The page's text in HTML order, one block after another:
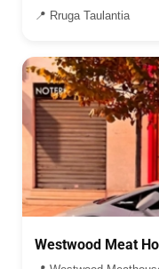
📍 Rruga Taulantia
Westwood Meat